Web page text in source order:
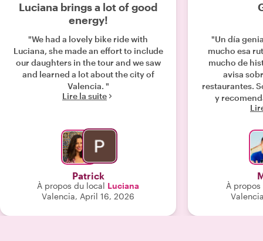
Luciana brings a lot of good
energy!
"We had a lovely bike ride with
Luciana, she made an effort to include
our daughters in the tour and we saw
and learned a lot about the city of
Valencia. "
Lire la suite
Patrick
À propos du local Luciana
Valencia, April 16, 2026
"Un día
mucho esa
mucho de
avisa
restaurantes.
y
À